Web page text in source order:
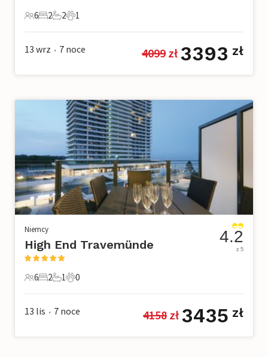
6 Goście
6
2 Sypialnie
2
2 Łazienki
2
1 Zwierzę domowe
1
13 wrz • 7 noce 4099 zł 3393 zł
Niemcy
High End Travemünde
6 Goście
6
2 Sypialnie
2
1 Łazienka
1
0 Zwierzęta domowe
0
4.2
z 5
13 lis • 7 noce 4158 zł 3435 zł